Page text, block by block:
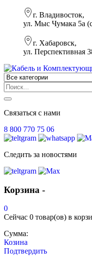
г. Владивосток,
ул. Мыс Чумака 5а
г. Хабаровск,
ул. Перспективная
Связаться с нами
8 800 770 75 06
Следить за новостями
Корзина -
0
Сейчас 0 товар(ов) в
Сумма:
Козина
Подтвердить